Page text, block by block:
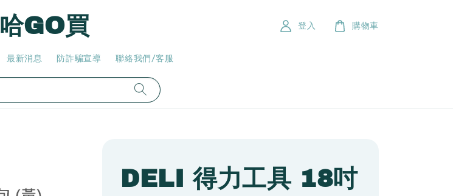
哈GO買
最新消息 防詐騙宣導 聯絡我們/客服
登入 購物車
DELI 得力工具 18吋